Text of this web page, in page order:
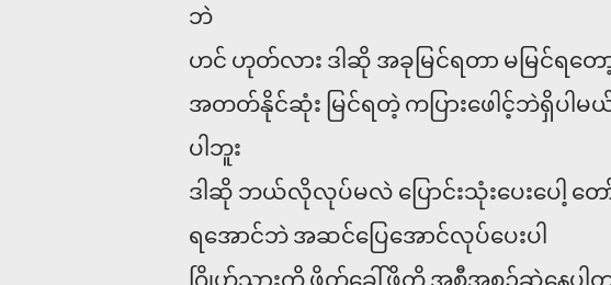
ဘဲ
ဟင် ဟုတ်လား ဒါဆို အခုမြင်ရတာ မမြင်
အတတ်နိုင်ဆုံး မြင်ရတဲ့ ကပြားဖေါင့်ဘဲရှိပါမ
ပါဘူး
ဒါဆို ဘယ်လိုလုပ်မလဲ ပြောင်းသုံးပေးပေါ့ တေ
ရအောင်ဘဲ အဆင်ပြေအောင်လုပ်ပေးပါ
ဂြိုဟ်သားကို ဖိတ်ခေါ်ဖို့တို့ အစီအစဉ်ဆွဲနေပါ